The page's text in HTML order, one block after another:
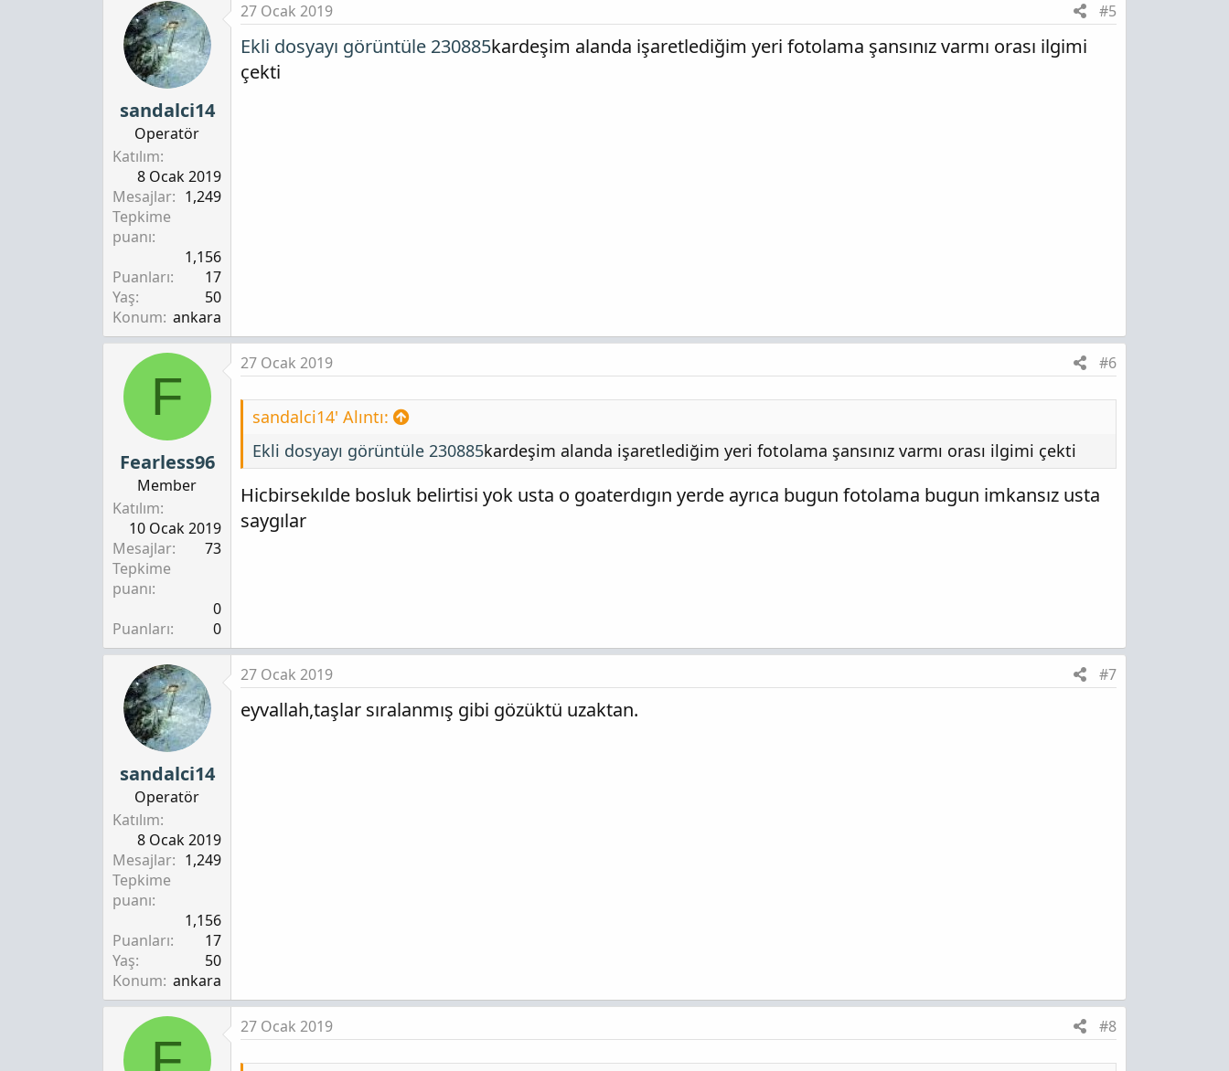
sandalci14
Operatör
Katılım
8 Ocak 2019
Mesajlar
1,249
Tepkime
puanı
1,156
Puanları
17
Yaş
50
Konum ankara
27 Ocak 2019 #5
Ekli dosyayı görüntüle 230885kardeşim alanda işaretlediğim yeri fotolama şansınız varmı orası ilgimi
çekti
F
Fearless96
Member
Katılım
10 Ocak 2019
Mesajlar
73
Tepkime
puanı
0
Puanları
0
27 Ocak 2019 #6
sandalci14' Alıntı:
Ekli dosyayı görüntüle 230885kardeşim alanda işaretlediğim yeri fotolama şansınız varmı orası ilgimi çekti
Hicbirsekılde bosluk belirtisi yok usta o goaterdıgın yerde ayrıca bugun fotolama bugun imkansız usta
saygılar
sandalci14
Operatör
Katılım
8 Ocak 2019
Mesajlar
1,249
Tepkime
puanı
1,156
Puanları
17
Yaş
50
Konum ankara
27 Ocak 2019 #7
eyvallah,taşlar sıralanmış gibi gözüktü uzaktan.
27 Ocak 2019 #8